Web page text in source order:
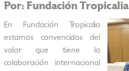
Por: Fundación Tropicalia
En Fundación Tropicalia
estamos convencidos del
valor que tiene la
colaboración internacional